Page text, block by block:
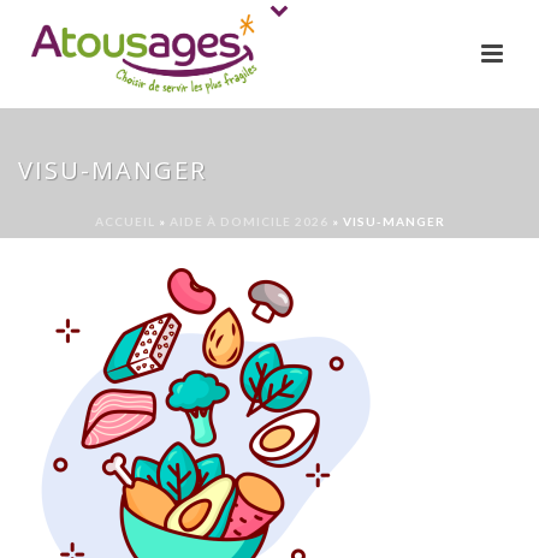
VISU-MANGER
ACCUEIL » AIDE À DOMICILE 2026 » VISU-MANGER